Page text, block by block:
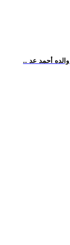
أحمد عد